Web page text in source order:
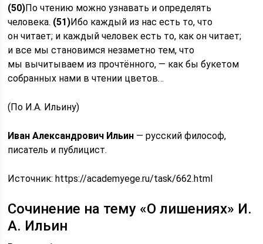
(50)По чтению можно узнавать и определять
человека. (51)Ибо каждый из нас есть то, что
он читает; и каждый человек есть то, как он читает;
и все мы становимся незаметно тем, что
мы вычитываем из прочтённого, — как бы букетом
собранных нами в чтении цветов…
(По И.А. Ильину)
Иван Александрович Ильин — русский философ,
писатель и публицист.
Источник:https://academyege.ru/task/662.html
Сочинение на тему «О лишениях» И.
А. Ильин